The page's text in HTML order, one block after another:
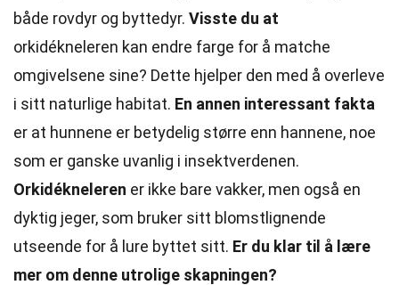
både rovdyr og byttedyr. Visste du at
orkidékneleren kan endre farge for å matche
omgivelsene sine? Dette hjelper den med å overleve
i sitt naturlige habitat. En annen interessant fakta
er at hunnene er betydelig større enn hannene, noe
som er ganske uvanlig i insektverdenen.
Orkidékneleren er ikke bare vakker, men også en
dyktig jeger, som bruker sitt blomstlignende
utseende for å lure byttet sitt. Er du klar til å lære
mer om denne utrolige skapningen?